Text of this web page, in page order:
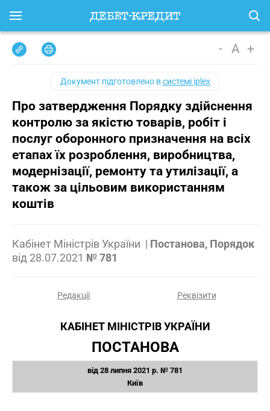
- A +
Документ підготовлено всистемі iplex
Про затвердження Порядку здійснення
контролю за якістю товарів, робіт і
послуг оборонного призначення на всіх
етапах їх розроблення, виробництва,
модернізації, ремонту та утилізації, а
також за цільовим використанням
коштів
Кабінет Міністрів України | Постанова, Порядок
від 28.07.2021 № 781
Редакції Реквізити
КАБІНЕТ МІНІСТРІВ УКРАЇНИ
ПОСТАНОВА
від 28 липня 2021 р. № 781
Київ